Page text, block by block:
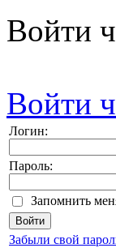
Войти
Войти
Логин:
Пароль:
Запомнить
Забыли свой